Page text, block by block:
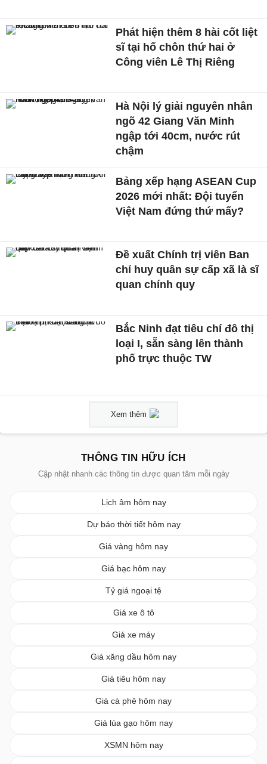
Phát hiện thêm 8 hài cốt liệt
sĩ tại hố chôn thứ hai ở
Công viên Lê Thị Riêng
Hà Nội lý giải nguyên nhân
ngõ 42 Giang Văn Minh
ngập tới 40cm, nước rút
chậm
Bảng xếp hạng ASEAN Cup
2026 mới nhất: Đội tuyển
Việt Nam đứng thứ mấy?
Đề xuất Chính trị viên Ban
chỉ huy quân sự cấp xã là sĩ
quan chính quy
Bắc Ninh đạt tiêu chí đô thị
loại I, sẵn sàng lên thành
phố trực thuộc TW
Xem thêm
THÔNG TIN HỮU ÍCH
Cập nhật nhanh các thông tin được quan tâm mỗi ngày
Lịch âm hôm nay
Dự báo thời tiết hôm nay
Giá vàng hôm nay
Giá bạc hôm nay
Tỷ giá ngoại tệ
Giá xe ô tô
Giá xe máy
Giá xăng dầu hôm nay
Giá tiêu hôm nay
Giá cà phê hôm nay
Giá lúa gạo hôm nay
XSMN hôm nay